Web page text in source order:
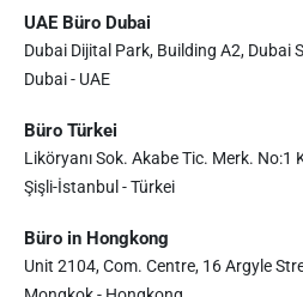
UAE Büro Dubai
Dubai Dijital Park, Building A2, Dubai
Dubai - UAE
Büro Türkei
Liköryanı Sok. Akabe Tic. Merk. No:1
Şişli-İstanbul - Türkei
Büro in Hongkong
Unit 2104, Com. Centre, 16 Argyle